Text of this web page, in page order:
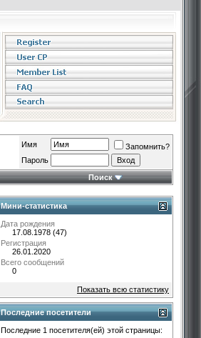
Имя
Запомнить?
Пароль
Поиск
Мини-статистика
Дата рождения
17.08.1978 (47)
Регистрация
26.01.2020
Всего сообщений
0
Показать всю статистику
Последние посетители
Последние 1 посетителя(ей) этой страницы: